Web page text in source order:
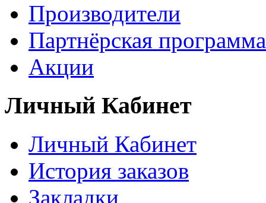
Производители
Партнёрская программа
Акции
Личный Кабинет
Личный Кабинет
История заказов
Закладки